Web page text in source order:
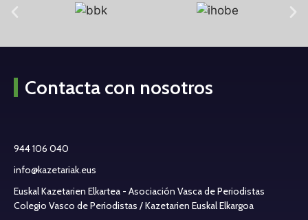
Contacta con nosotros
944 106 040
info@kazetariak.eus
Euskal Kazetarien Elkartea - Asociación Vasca de Periodistas
Colegio Vasco de Periodistas / Kazetarien Euskal Elkargoa